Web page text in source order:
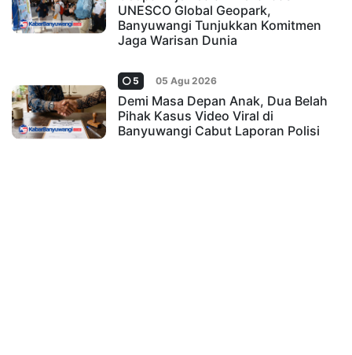
UNESCO Global Geopark,
Banyuwangi Tunjukkan Komitmen
Jaga Warisan Dunia
5 05 Agu 2026
Demi Masa Depan Anak, Dua Belah
Pihak Kasus Video Viral di
Banyuwangi Cabut Laporan Polisi